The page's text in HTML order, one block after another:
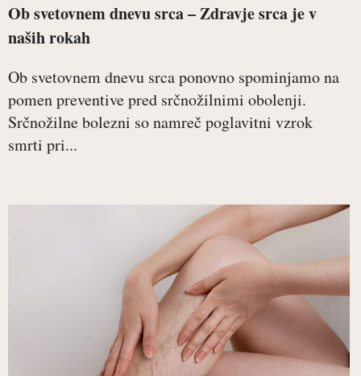
Ob svetovnem dnevu srca – Zdravje srca je v
naših rokah
Ob svetovnem dnevu srca ponovno spominjamo na
pomen preventive pred srčnožilnimi obolenji.
Srčnožilne bolezni so namreč poglavitni vzrok
smrti pri...